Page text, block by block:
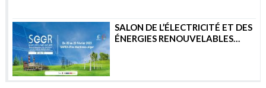
SALON DE L’ÉLECTRICITÉ ET DES
ÉNERGIES RENOUVELABLES